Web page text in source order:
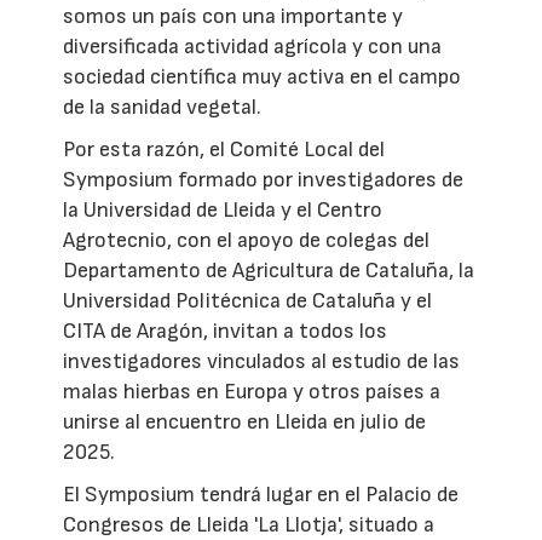
somos un país con una importante y
diversificada actividad agrícola y con una
sociedad científica muy activa en el campo
de la sanidad vegetal.
Por esta razón, el Comité Local del
Symposium formado por investigadores de
la Universidad de Lleida y el Centro
Agrotecnio, con el apoyo de colegas del
Departamento de Agricultura de Cataluña, la
Universidad Politécnica de Cataluña y el
CITA de Aragón, invitan a todos los
investigadores vinculados al estudio de las
malas hierbas en Europa y otros países a
unirse al encuentro en Lleida en julio de
2025.
El Symposium tendrá lugar en el Palacio de
Congresos de Lleida 'La Llotja', situado a